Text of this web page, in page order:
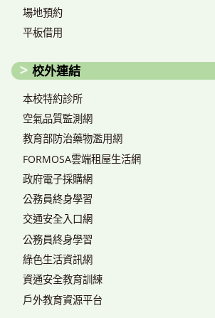
場地預約
平板借用
校外連結
本校特約診所
空氣品質監測網
教育部防治藥物濫用網
FORMOSA雲端租屋生活網
政府電子採購網
公務員終身學習
交通安全入口網
公務員終身學習
綠色生活資訊網
資通安全教育訓練
戶外教育資源平台